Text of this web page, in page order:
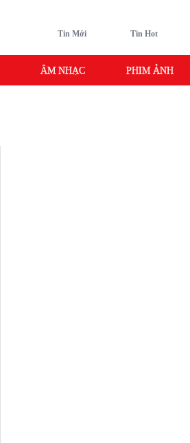
Tin Mới Tin Hot
ÂM NHẠC PHIM ẢNH